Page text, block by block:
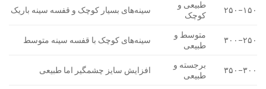
۱۵۰–۲۵۰
طبیعی و
کوچک
سینه‌های بسیار کوچک و قفسه سینه باریک
۲۵۰–۳۰۰
متوسط و
طبیعی
سینه‌های کوچک با قفسه سینه متوسط
۳۰۰–۳۵۰
برجسته و
طبیعی
افزایش سایز چشمگیر اما طبیعی